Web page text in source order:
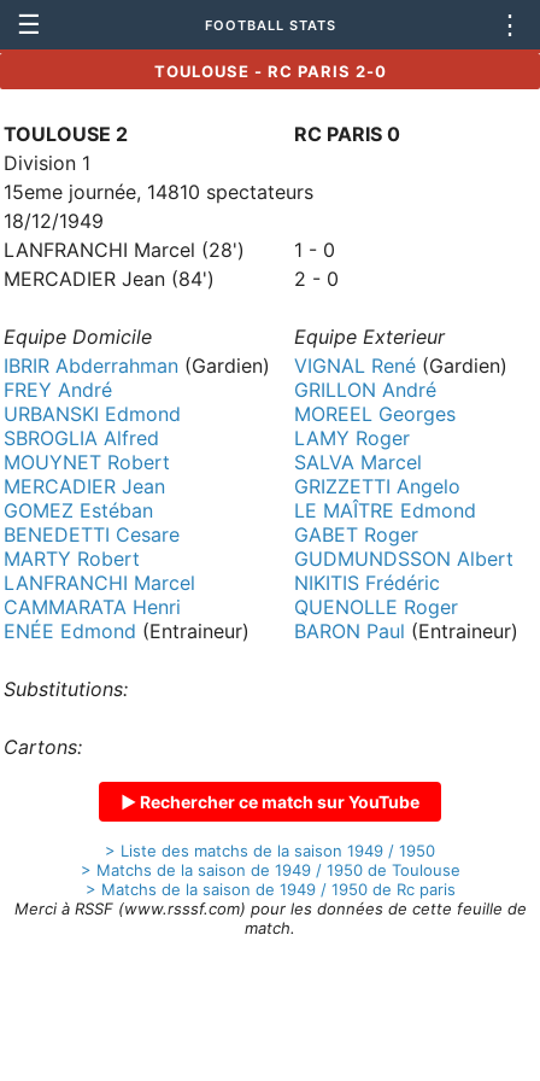
☰ FOOTBALL STATS ⋮
TOULOUSE - RC PARIS 2-0
TOULOUSE 2
RC PARIS 0
Division 1
15eme journée, 14810 spectateurs
18/12/1949
LANFRANCHI Marcel (28')
1 - 0
MERCADIER Jean (84')
2 - 0
Equipe Domicile
Equipe Exterieur
IBRIR Abderrahman (Gardien)
FREY André
URBANSKI Edmond
SBROGLIA Alfred
MOUYNET Robert
MERCADIER Jean
GOMEZ Estéban
BENEDETTI Cesare
MARTY Robert
LANFRANCHI Marcel
CAMMARATA Henri
ENÉE Edmond (Entraineur)
VIGNAL René (Gardien)
GRILLON André
MOREEL Georges
LAMY Roger
SALVA Marcel
GRIZZETTI Angelo
LE MAÎTRE Edmond
GABET Roger
GUDMUNDSSON Albert
NIKITIS Frédéric
QUENOLLE Roger
BARON Paul (Entraineur)
Substitutions:
Cartons:
▶ Rechercher ce match sur YouTube
> Liste des matchs de la saison 1949 / 1950
> Matchs de la saison de 1949 / 1950 de Toulouse
> Matchs de la saison de 1949 / 1950 de Rc paris
Merci à RSSF (www.rsssf.com) pour les données de cette feuille de
match.